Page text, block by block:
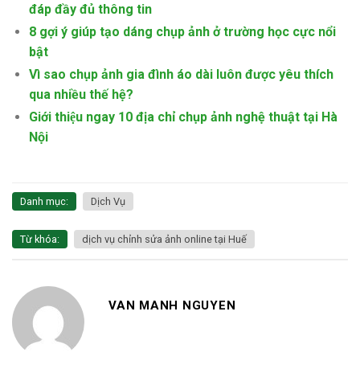
đáp đầy đủ thông tin
8 gợi ý giúp tạo dáng chụp ảnh ở trường học cực nổi
bật
Vì sao chụp ảnh gia đình áo dài luôn được yêu thích
qua nhiều thế hệ?
Giới thiệu ngay 10 địa chỉ chụp ảnh nghệ thuật tại Hà
Nội
Danh mục: Dịch Vụ
Từ khóa: dịch vụ chỉnh sửa ảnh online tại Huế
VAN MANH NGUYEN